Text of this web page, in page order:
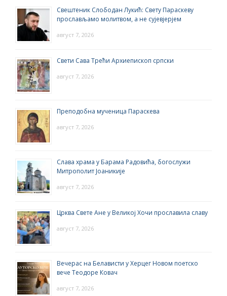
Свештеник Слободан Лукић: Свету Параскеву
прослављамо молитвом, а не сујевјерјем
август 7, 2026
Свети Сава Трећи Архиепископ српски
август 7, 2026
Преподобна мученица Параскева
август 7, 2026
Слава храма у Барама Радовића, богослужи
Митрополит Јоаникије
август 7, 2026
Црква Свете Ане у Великој Хочи прославила славу
август 7, 2026
Вечерас на Белависти у Херцег Новом поетско
вече Теодоре Ковач
август 7, 2026